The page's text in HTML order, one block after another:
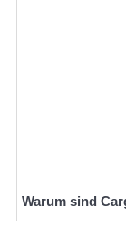
Warum sind